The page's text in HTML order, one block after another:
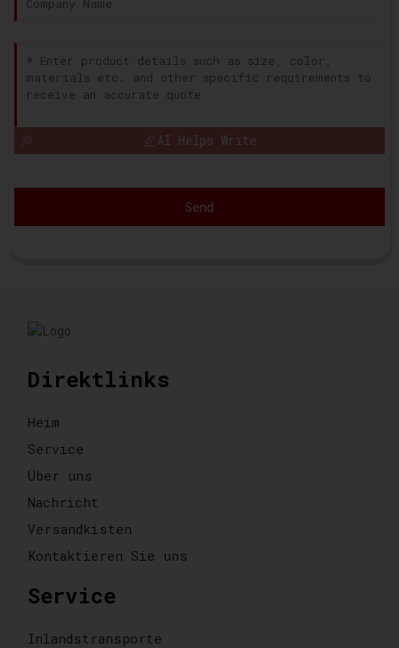
AI Helps Write
Send
Direktlinks
Heim
Service
Über uns
Nachricht
Versandkisten
Kontaktieren Sie uns
Service
Inlandstransporte